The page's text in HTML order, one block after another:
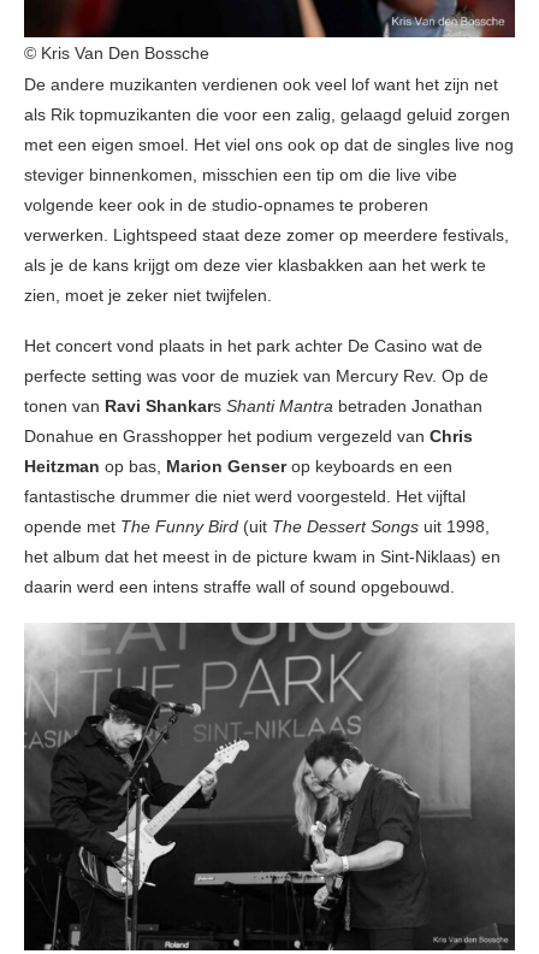
© Kris Van Den Bossche
De andere muzikanten verdienen ook veel lof want het zijn net
als Rik topmuzikanten die voor een zalig, gelaagd geluid zorgen
met een eigen smoel. Het viel ons ook op dat de singles live nog
steviger binnenkomen, misschien een tip om die live vibe
volgende keer ook in de studio-opnames te proberen
verwerken. Lightspeed staat deze zomer op meerdere festivals,
als je de kans krijgt om deze vier klasbakken aan het werk te
zien, moet je zeker niet twijfelen.
Het concert vond plaats in het park achter De Casino wat de
perfecte setting was voor de muziek van Mercury Rev. Op de
tonen van Ravi Shankars Shanti Mantra betraden Jonathan
Donahue en Grasshopper het podium vergezeld van Chris
Heitzman op bas, Marion Genserop keyboards en een
fantastische drummer die niet werd voorgesteld. Het vijftal
opende met The Funny Bird (uit The Dessert Songs uit 1998,
het album dat het meest in de picture kwam in Sint-Niklaas) en
daarin werd een intens straffe wall of sound opgebouwd.